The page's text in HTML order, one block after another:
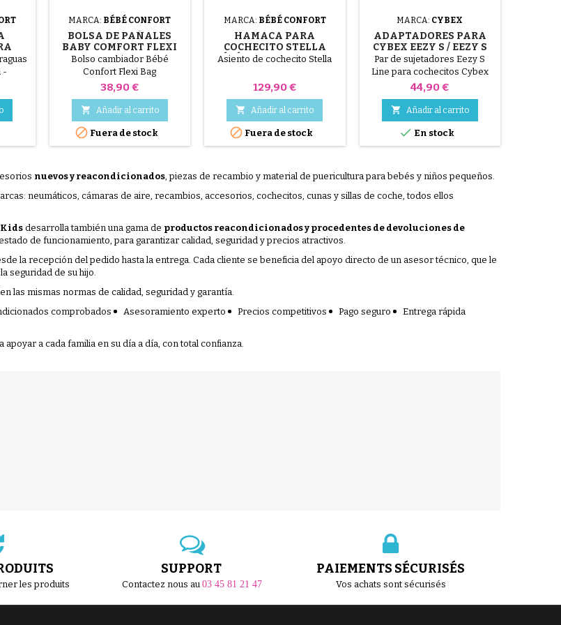
-
MARCA: BÉBÉ CONFORT
BOLSA DE PAÑALES
BABY COMFORT FLEXI
BAG
Bolso cambiador Bébé
Confort Flexi Bag
Precio
38,90 €
 Añadir al carrito
 Fuera de stock
MARCA: BÉBÉ CONFORT
HAMACA PARA
COCHECITO STELLA
BÉBÉ CONFORT O MAXI
Asiento de cochecito Stella
Precio
129,90 €
 Añadir al carrito
 Fuera de stock
MARCA: CYBEX
ADAPTADORES PARA
CYBEX EEZY S / EEZY S
TWIST STROLLER
Par de sujetadores Eezy S
Line para cochecitos Cybex
Eezy S / Eezy S Twist 2018
Precio
44,90 €
 Añadir al carrito
 En stock
nuevos y reacondicionados , piezas de recambio y material de puericultura para bebés y niños pequeños.
neumáticos, cámaras de aire, recambios, accesorios, cochecitos, cunas y sillas de coche, todos ellos
desarrolla también una gama de productos reacondicionados y procedentes de devoluciones de
de funcionamiento, para garantizar calidad, seguridad y precios atractivos.
la recepción del pedido hasta la entrega. Cada cliente se beneficia del apoyo directo de un asesor técnico, que le
seguridad de su hijo.
las mismas normas de calidad, seguridad y garantía.
comprobados Asesoramiento experto Precios competitivos Pago seguro
Entrega rápida
a cada familia en su día a día, con total confianza.
les produits
SUPPORT
Contactez nous au 03 45 81 21 47
PAIEMENTS SÉCURISÉS
Vos achats sont sécurisés